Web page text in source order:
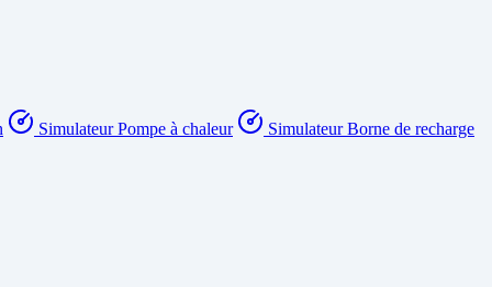
Simulateur Pompe à chaleur
Simulateur Borne de recharge